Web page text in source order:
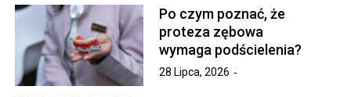
Po czym poznać, że
proteza zębowa
wymaga podścielenia?
28 Lipca, 2026